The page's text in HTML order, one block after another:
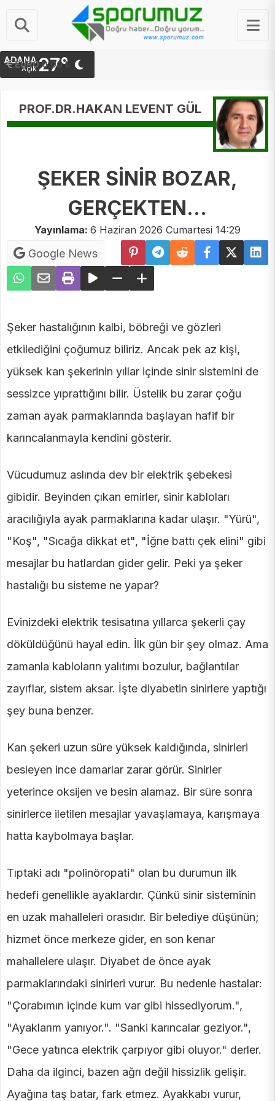
EURO 0.00 ₺
ADANA
Açık27°
PROF.DR.HAKAN LEVENT GÜL
ŞEKER SİNİR BOZAR,
GERÇEKTEN…
Yayınlama: 6 Haziran 2026 Cumartesi 14:29
Google News
Şeker hastalığının kalbi, böbreği ve gözleri
etkilediğini çoğumuz biliriz. Ancak pek az kişi,
yüksek kan şekerinin yıllar içinde sinir sistemini de
sessizce yıprattığını bilir. Üstelik bu zarar çoğu
zaman ayak parmaklarında başlayan hafif bir
karıncalanmayla kendini gösterir.
Vücudumuz aslında dev bir elektrik şebekesi
gibidir. Beyinden çıkan emirler, sinir kabloları
aracılığıyla ayak parmaklarına kadar ulaşır. "Yürü",
"Koş", "Sıcağa dikkat et", "İğne battı çek elini" gibi
mesajlar bu hatlardan gider gelir. Peki ya şeker
hastalığı bu sisteme ne yapar?
Evinizdeki elektrik tesisatına yıllarca şekerli çay
döküldüğünü hayal edin. İlk gün bir şey olmaz. Ama
zamanla kabloların yalıtımı bozulur, bağlantılar
zayıflar, sistem aksar. İşte diyabetin sinirlere yaptığı
şey buna benzer.
Kan şekeri uzun süre yüksek kaldığında, sinirleri
besleyen ince damarlar zarar görür. Sinirler
yeterince oksijen ve besin alamaz. Bir süre sonra
sinirlerce iletilen mesajlar yavaşlamaya, karışmaya
hatta kaybolmaya başlar.
Tıptaki adı "polinöropati" olan bu durumun ilk
hedefi genellikle ayaklardır. Çünkü sinir sisteminin
en uzak mahalleleri orasıdır. Bir belediye düşünün;
hizmet önce merkeze gider, en son kenar
mahallelere ulaşır. Diyabet de önce ayak
parmaklarındaki sinirleri vurur. Bu nedenle hastalar:
"Çorabımın içinde kum var gibi hissediyorum.",
"Ayaklarım yanıyor.". "Sanki karıncalar geziyor.",
"Gece yatınca elektrik çarpıyor gibi oluyor." derler.
Daha da ilginci, bazen ağrı değil hissizlik gelişir.
Ayağına taş batar, fark etmez. Ayakkabı vurur,